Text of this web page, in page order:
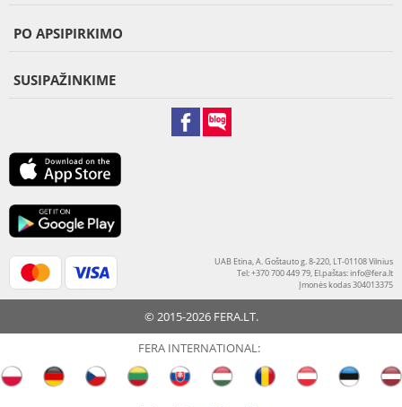
PO APSIPIRKIMO
SUSIPAŽINKIME
UAB Etina, A. Goštauto g. 8-220, LT-01108 Vilnius
Tel: +370 700 449 79, El.paštas:info@fera.lt
Įmonės kodas 304013375
© 2015-2026 FERA.LT.
FERA INTERNATIONAL: